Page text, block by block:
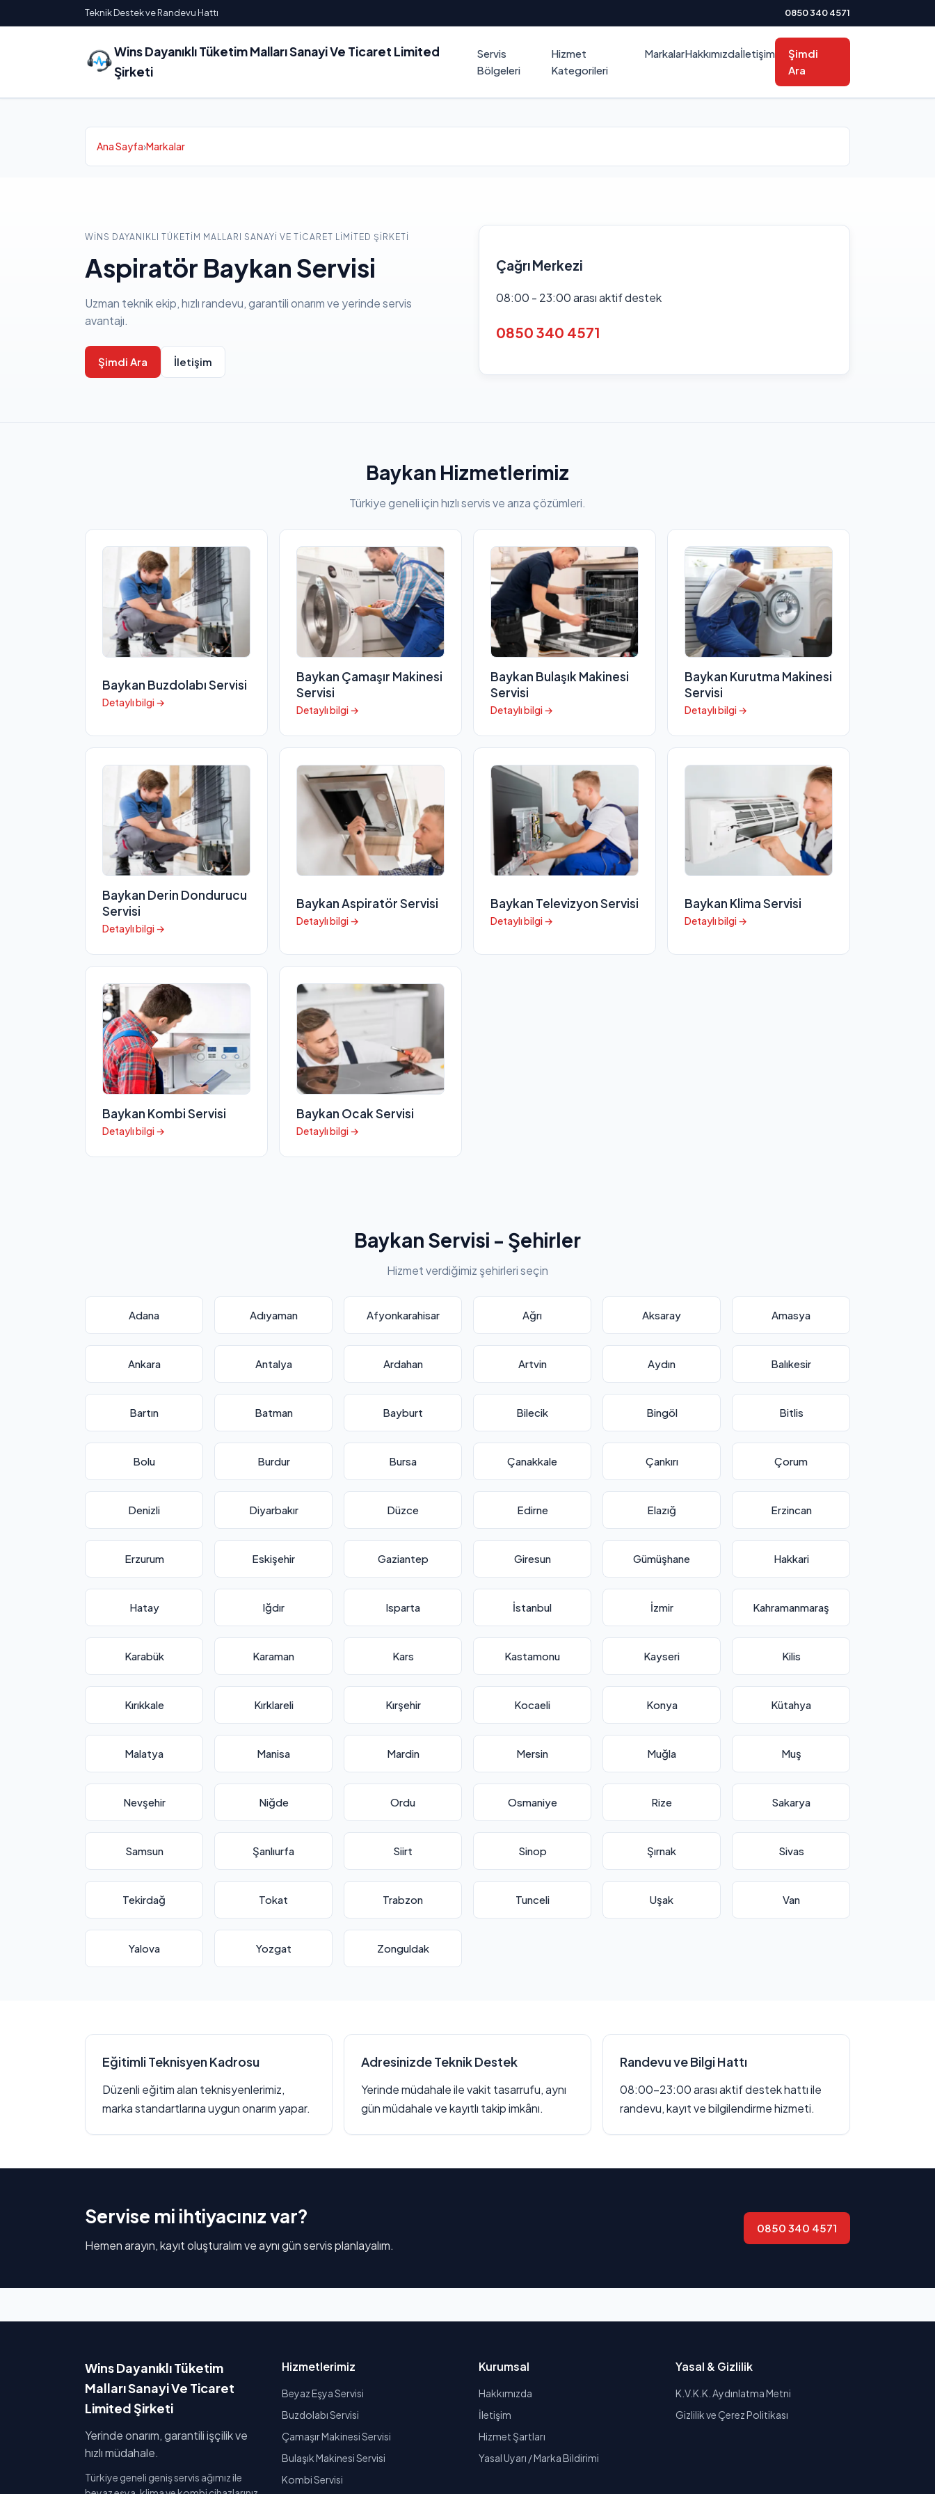
Teknik Destek ve Randevu Hattı 0850 340 4571
Wins Dayanıklı Tüketim Malları Sanayi Ve Ticaret Limited
Şirketi
Servis
Bölgeleri
Hizmet
Kategorileri
MarkalarHakkımızdaİletişim
Şimdi
Ara
Ana Sayfa›Markalar
WINS DAYANIKLI TÜKETIM MALLARI SANAYI VE TICARET LIMITED ŞIRKETI
Aspiratör Baykan Servisi
Uzman teknik ekip, hızlı randevu, garantili onarım ve yerinde servis
avantajı.
Şimdi Ara İletişim
Çağrı Merkezi
08:00 - 23:00 arası aktif destek
0850 340 4571
Baykan Hizmetlerimiz
Türkiye geneli için hızlı servis ve arıza çözümleri.
Baykan Buzdolabı Servisi
Detaylı bilgi →
Baykan Çamaşır Makinesi
Servisi
Detaylı bilgi →
Baykan Bulaşık Makinesi
Servisi
Detaylı bilgi →
Baykan Kurutma Makinesi
Servisi
Detaylı bilgi →
Baykan Derin Dondurucu
Servisi
Detaylı bilgi →
Baykan Aspiratör Servisi
Detaylı bilgi →
Baykan Televizyon Servisi
Detaylı bilgi →
Baykan Klima Servisi
Detaylı bilgi →
Baykan Kombi Servisi
Detaylı bilgi →
Baykan Ocak Servisi
Detaylı bilgi →
Baykan Servisi - Şehirler
Hizmet verdiğimiz şehirleri seçin
Adana Adıyaman Afyonkarahisar Ağrı Aksaray Amasya
Ankara Antalya Ardahan Artvin Aydın Balıkesir
Bartın Batman Bayburt Bilecik Bingöl Bitlis
Bolu Burdur Bursa Çanakkale Çankırı Çorum
Denizli Diyarbakır Düzce Edirne Elazığ Erzincan
Erzurum Eskişehir Gaziantep Giresun Gümüşhane Hakkari
Hatay Iğdır Isparta İstanbul İzmir Kahramanmaraş
Karabük Karaman Kars Kastamonu Kayseri Kilis
Kırıkkale Kırklareli Kırşehir Kocaeli Konya Kütahya
Malatya Manisa Mardin Mersin Muğla Muş
Nevşehir Niğde Ordu Osmaniye Rize Sakarya
Samsun Şanlıurfa Siirt Sinop Şırnak Sivas
Tekirdağ Tokat Trabzon Tunceli Uşak Van
Yalova Yozgat Zonguldak
Eğitimli Teknisyen Kadrosu
Düzenli eğitim alan teknisyenlerimiz,
marka standartlarına uygun onarım yapar.
Adresinizde Teknik Destek
Yerinde müdahale ile vakit tasarrufu, aynı
gün müdahale ve kayıtlı takip imkânı.
Randevu ve Bilgi Hattı
08:00–23:00 arası aktif destek hattı ile
randevu, kayıt ve bilgilendirme hizmeti.
Servise mi ihtiyacınız var?
Hemen arayın, kayıt oluşturalım ve aynı gün servis planlayalım.
0850 340 4571
Wins Dayanıklı Tüketim
Malları Sanayi Ve Ticaret
Limited Şirketi
Yerinde onarım, garantili işçilik ve
hızlı müdahale.
Türkiye geneli geniş servis ağımız ile
Hizmetlerimiz
Beyaz Eşya Servisi
Buzdolabı Servisi
Çamaşır Makinesi Servisi
Bulaşık Makinesi Servisi
Kombi Servisi
Kurumsal
Hakkımızda
İletişim
Hizmet Şartları
Yasal Uyarı / Marka Bildirimi
Yasal & Gizlilik
K.V.K.K. Aydınlatma Metni
Gizlilik ve Çerez Politikası